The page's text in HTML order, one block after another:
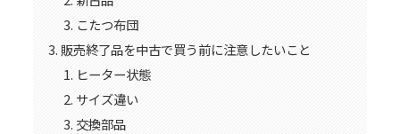
こたつ布団
販売終了品を中古で買う前に注意したいこと
ヒーター状態
サイズ違い
交換部品